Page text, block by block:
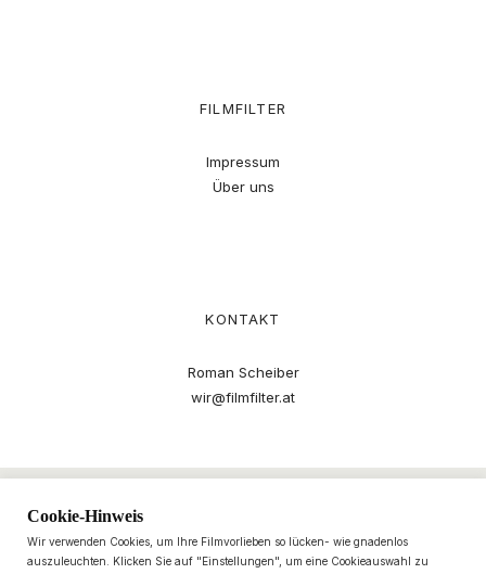
FILMFILTER
Impressum
Über uns
KONTAKT
Roman Scheiber
wir@filmfilter.at
Cookie-Hinweis
Wir verwenden Cookies, um Ihre Filmvorlieben so lücken- wie gnadenlos
auszuleuchten. Klicken Sie auf "Einstellungen", um eine Cookieauswahl zu